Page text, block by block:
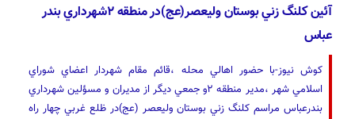
آئين كلنگ زني بوستان وليعصر(عج)در منطقه ٢شهرداري بندر
عباس
کوش نیوز-با حضور اهالي محله ،قائم مقام شهردار اعضاي شوراي
اسلامي شهر ،مدير منطقه ٢و جمعي ديگر از مديران و مسؤلين شهرداري
بندرعباس مراسم كلنگ زني بوستان وليعصر (عج)در ظلع غربي چهار راه